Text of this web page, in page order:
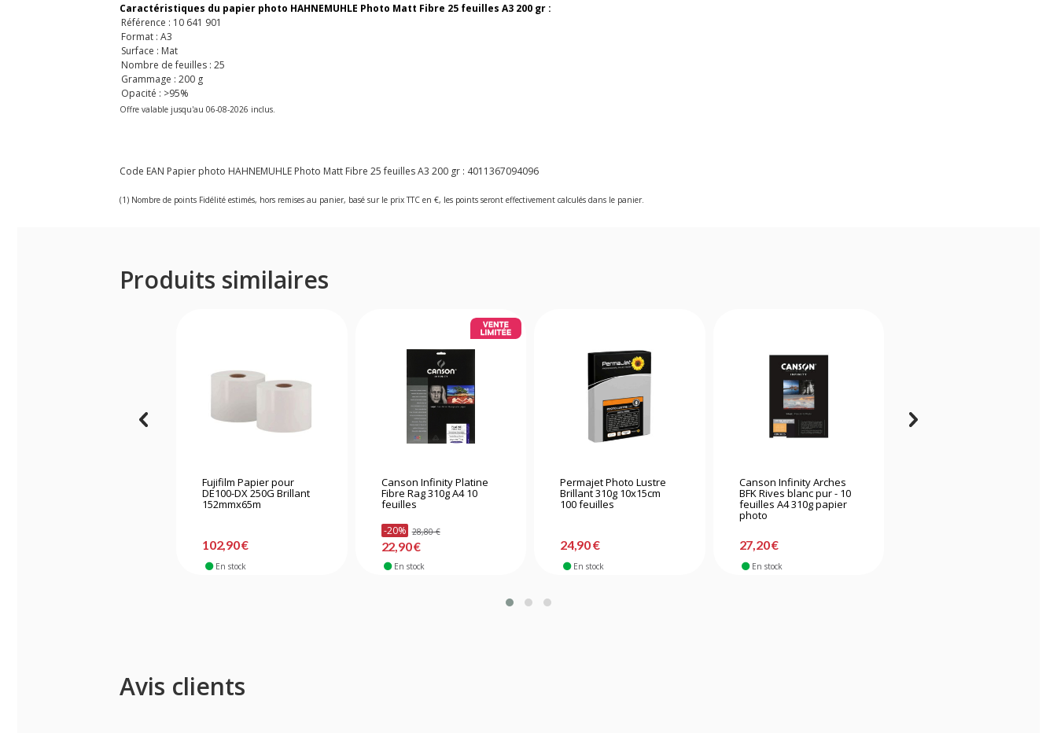
Caractéristiques du papier photo HAHNEMUHLE Photo Matt Fibre 25 feuilles A3 200 gr :
Référence : 10 641 901
Format : A3
Surface : Mat
Nombre de feuilles : 25
Grammage : 200 g
Opacité : >95%
Offre valable jusqu'au 06-08-2026 inclus.
Code EAN Papier photo HAHNEMUHLE Photo Matt Fibre 25 feuilles A3 200 gr : 4011367094096
(1) Nombre de points Fidélité estimés, hors remises au panier, basé sur le prix TTC en €, les points seront effectivement calculés dans le panier.
Produits similaires
Fujifilm Papier pour
DE100-DX 250G Brillant
152mmx65m
102,90 €
En stock
Canson Infinity Platine
Fibre Rag 310g A4 10
feuilles
-20% 28,80 €
22,90 €
En stock
Permajet Photo Lustre
Brillant 310g 10x15cm
100 feuilles
24,90 €
En stock
Canson Infinity Arches
BFK Rives blanc pur - 10
feuilles A4 310g papier
photo
27,20 €
En stock
Avis clients